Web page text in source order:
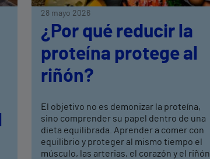
28 mayo 2026
¿Por qué reducir la
proteína protege al
riñón?
El objetivo no es demonizar la proteína,
sino comprender su papel dentro de una
dieta equilibrada. Aprender a comer con
equilibrio y proteger al mismo tiempo el
músculo, las arterias, el corazón y el riñón